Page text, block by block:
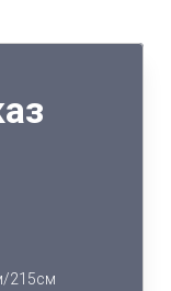
215см